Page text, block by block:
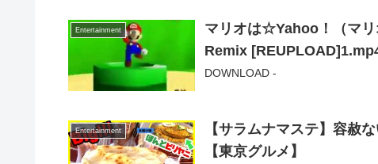
Entertainment
マリオは☆Yahoo！（マ
Remix
DOWNLOAD -
Entertainment
【サラムナマステ】容赦
【東京グルメ】